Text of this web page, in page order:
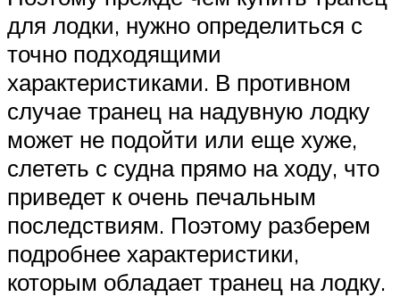
для лодки, нужно определиться с
точно подходящими
характеристиками. В противном
случае транец на надувную лодку
может не подойти или еще хуже,
слететь с судна прямо на ходу, что
приведет к очень печальным
последствиям. Поэтому разберем
подробнее характеристики,
которым обладает транец на лодку.